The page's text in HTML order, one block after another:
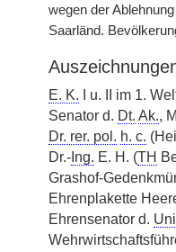
wegen der
Saarländ.
E. K. I u. II im 1.
Senator d. Dt. Ak.,
Dr. rer. pol. h. c.
Dr.- Ing. E. H. (TH
Grashof-
Ehrenplakette
Ehrensenator d.